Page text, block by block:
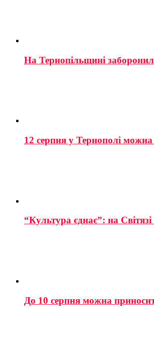
На Тернопільщині
12 серпня у Тернополі можна
“Культура єднає”: на
До 10 серпня можна